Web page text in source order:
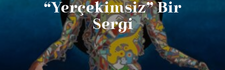
“Yerçekimsiz” Bir
Sergi